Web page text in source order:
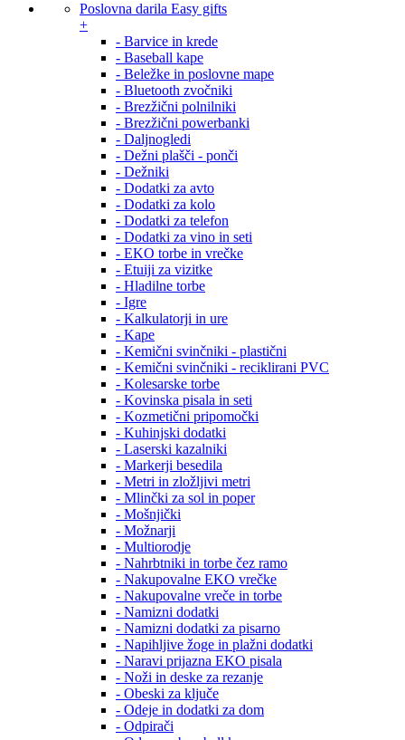
Poslovna darila Easy gifts
+
- Barvice in krede
- Baseball kape
- Beležke in poslovne mape
- Bluetooth zvočniki
- Brezžični polnilniki
- Brezžični powerbanki
- Daljnogledi
- Dežni plašči - ponči
- Dežniki
- Dodatki za avto
- Dodatki za kolo
- Dodatki za telefon
- Dodatki za vino in seti
- EKO torbe in vrečke
- Etuiji za vizitke
- Hladilne torbe
- Igre
- Kalkulatorji in ure
- Kape
- Kemični svinčniki - plastični
- Kemični svinčniki - reciklirani PVC
- Kolesarske torbe
- Kovinska pisala in seti
- Kozmetični pripomočki
- Kuhinjski dodatki
- Laserski kazalniki
- Markerji besedila
- Metri in zložljivi metri
- Mlinčki za sol in poper
- Mošnjički
- Možnarji
- Multiorodje
- Nahrbtniki in torbe čez ramo
- Nakupovalne EKO vrečke
- Nakupovalne vreče in torbe
- Namizni dodatki
- Namizni dodatki za pisarno
- Napihljive žoge in plažni dodatki
- Naravi prijazna EKO pisala
- Noži in deske za rezanje
- Obeski za ključe
- Odeje in dodatki za dom
- Odpirači